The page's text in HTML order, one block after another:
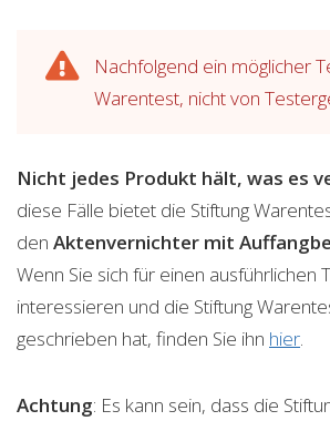
Nachfolgend ein möglicher
Warentest, nicht von
Nicht jedes Produkt hält, was es
diese Fälle bietet die Stiftung
den Aktenvernichter mit
Wenn Sie sich für einen ausführlichen
interessieren und die Stiftung
geschrieben hat, finden Sie ihn hier.
Achtung: Es kann sein, dass die